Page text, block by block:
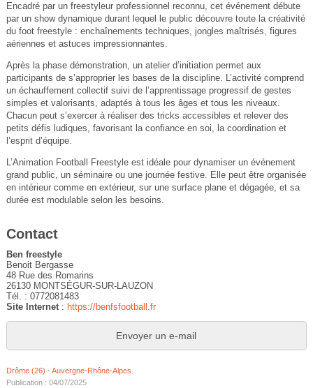
Encadré par un freestyleur professionnel reconnu, cet événement débute
par un show dynamique durant lequel le public découvre toute la créativité
du foot freestyle : enchaînements techniques, jongles maîtrisés, figures
aériennes et astuces impressionnantes.
Après la phase démonstration, un atelier d’initiation permet aux
participants de s’approprier les bases de la discipline. L’activité comprend
un échauffement collectif suivi de l’apprentissage progressif de gestes
simples et valorisants, adaptés à tous les âges et tous les niveaux.
Chacun peut s’exercer à réaliser des tricks accessibles et relever des
petits défis ludiques, favorisant la confiance en soi, la coordination et
l’esprit d’équipe.
L’Animation Football Freestyle est idéale pour dynamiser un événement
grand public, un séminaire ou une journée festive. Elle peut être organisée
en intérieur comme en extérieur, sur une surface plane et dégagée, et sa
durée est modulable selon les besoins.
Contact
Ben freestyle
Benoit Bergasse
48 Rue des Romarins
26130 MONTSÉGUR-SUR-LAUZON
Tél. : 0772081483
Site Internet: https://benfsfootball.fr
Envoyer un e-mail
Drôme (26) -Auvergne-Rhône-Alpes
Publication : 04/07/2025